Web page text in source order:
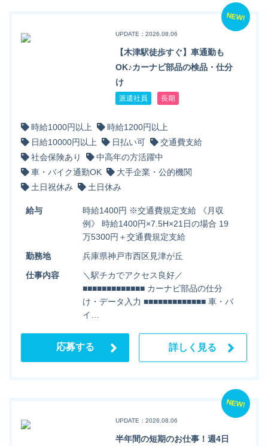
NEW!
UPDATE：2026.08.06
【木津駅徒歩すぐ】車通勤も
OK♪カーナビ部品の検品・仕分
け
派遣社員 長期
時給1000円以上
時給1200円以上
日給10000円以上
日払い可
交通費支給
社会保険あり
中高年の方活躍中
車・バイク通勤OK
大手企業・公的機関
土日祝休み
土日休み
給与
時給1400円 ※交通費規定支給 《月収
例》 時給1400円×7.5H×21日の場合 19
万5300円＋交通費規定支給
勤務地
兵庫県神戸市西区見津が丘
仕事内容
＼駅チカでアクセス良好／
■■■■■■■■■■■■■ カーナビ部品の仕分
け・データ入力 ■■■■■■■■■■■■■ 車・バ
イ…
応募する 詳しく見る
NEW!
UPDATE：2026.08.06
半年間の短期のお仕事！週4日